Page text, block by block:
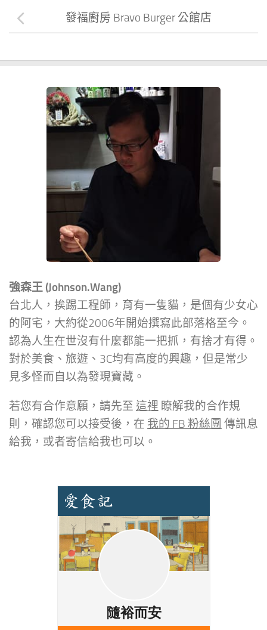
發福廚房 Bravo Burger 公館店
強森王 (Johnson.Wang)
台北人，挨踢工程師，育有一隻貓，是個有少女心
的阿宅，大約從2006年開始撰寫此部落格至今。
認為人生在世沒有什麼都能一把抓，有捨才有得。
對於美食、旅遊、3C均有高度的興趣，但是常少
見多怪而自以為發現寶藏。
若您有合作意願，請先至 這裡 瞭解我的合作規
則，確認您可以接受後，在 我的 FB 粉絲團 傳訊息
給我，或者寄信給我也可以。